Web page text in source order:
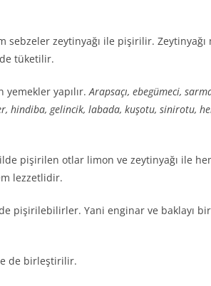
sebzeler zeytinyağı ile pişirilir. Zeytinyağı
tüketilir.
yemekler yapılır.Arapsaçı, ebegümeci,
hindiba, gelincik, labada, kuşotu, sinirotu,
pişirilen otlar limon ve zeytinyağı ile
lezzetlidir.
pişirilebilirler. Yani enginar ve baklayı
de birleştirilir.